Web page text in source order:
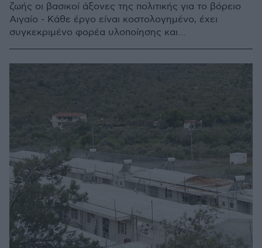
ζωής οι βασικοί άξονες της πολιτικής για το βόρειο
Αιγαίο - Κάθε έργο είναι κοστολογημένο, έχει
συγκεκριμένο φορέα υλοποίησης και